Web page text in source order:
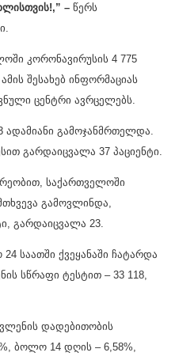
– წერს
კორონავირუსის 4 775
შესახებ ინფორმაციას
ცენტრი ავრცელებს.
ადამიანი გამოჯანმრთელდა.
გარდაიცვალა 37 პაციენტი.
საქართველოში
გამოვლინდა,
გარდაიცვალა 23.
საათში ქვეყანაში ჩატარდა
სწრაფი ტესტით – 33 118,
დადებითობის
ბოლო 14 დღის – 6,58%,